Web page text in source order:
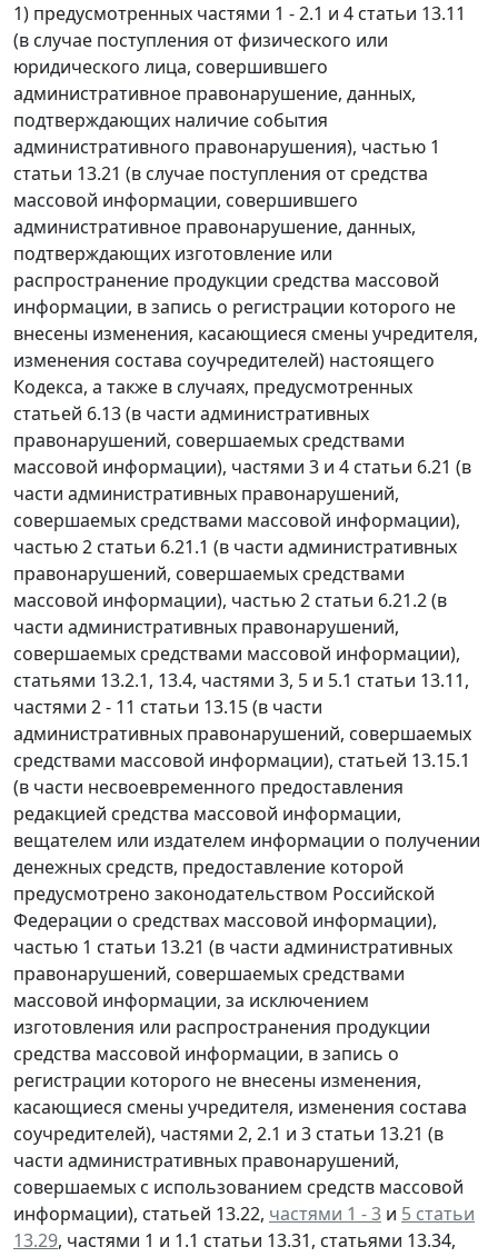
1) предусмотренных частями 1 - 2.1 и 4 статьи 13.11
(в случае поступления от физического или
юридического лица, совершившего
административное правонарушение, данных,
подтверждающих наличие события
административного правонарушения), частью 1
статьи 13.21 (в случае поступления от средства
массовой информации, совершившего
административное правонарушение, данных,
подтверждающих изготовление или
распространение продукции средства массовой
информации, в запись о регистрации которого не
внесены изменения, касающиеся смены учредителя,
изменения состава соучредителей) настоящего
Кодекса, а также в случаях, предусмотренных
статьей 6.13 (в части административных
правонарушений, совершаемых средствами
массовой информации), частями 3 и 4 статьи 6.21 (в
части административных правонарушений,
совершаемых средствами массовой информации),
частью 2 статьи 6.21.1 (в части административных
правонарушений, совершаемых средствами
массовой информации), частью 2 статьи 6.21.2 (в
части административных правонарушений,
совершаемых средствами массовой информации),
статьями 13.2.1, 13.4, частями 3, 5 и 5.1 статьи 13.11,
частями 2 - 11 статьи 13.15 (в части
административных правонарушений, совершаемых
средствами массовой информации), статьей 13.15.1
(в части несвоевременного предоставления
редакцией средства массовой информации,
вещателем или издателем информации о получении
денежных средств, предоставление которой
предусмотрено законодательством Российской
Федерации о средствах массовой информации),
частью 1 статьи 13.21 (в части административных
правонарушений, совершаемых средствами
массовой информации, за исключением
изготовления или распространения продукции
средства массовой информации, в запись о
регистрации которого не внесены изменения,
касающиеся смены учредителя, изменения состава
соучредителей), частями 2, 2.1 и 3 статьи 13.21 (в
части административных правонарушений,
совершаемых с использованием средств массовой
информации), статьей 13.22, частями 1 - 3 и 5 статьи
13.29, частями 1 и 1.1 статьи 13.31, статьями 13.34,